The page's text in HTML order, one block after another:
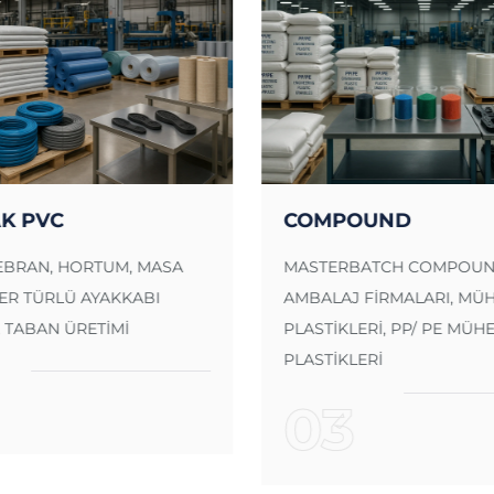
PVC
HORTUM, MASA
TÜRLÜ AYAKKABI
ÜRETİMİ
COMPOUND
MASTERBATCH
AMBALAJ FİRMALARI,
PLASTİKLERİ, PP/ PE
PLASTİKLERİ